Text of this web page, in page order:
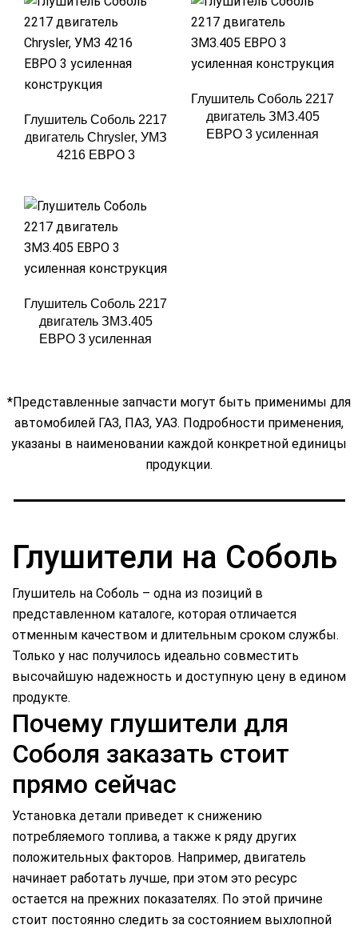
Глушитель Соболь 2217
двигатель Chrysler, УМЗ
4216 ЕВРО 3
Глушитель Соболь 2217
двигатель ЗМЗ.405
ЕВРО 3 усиленная
Глушитель Соболь 2217
двигатель ЗМЗ.405
ЕВРО 3 усиленная
*Представленные запчасти могут быть применимы для
автомобилей ГАЗ, ПАЗ, УАЗ. Подробности применения,
указаны в наименовании каждой конкретной единицы
продукции.
Глушители на Соболь
Глушитель на Соболь – одна из позиций в
представленном каталоге, которая отличается
отменным качеством и длительным сроком службы.
Только у нас получилось идеально совместить
высочайшую надежность и доступную цену в едином
продукте.
Почему глушители для
Соболя заказать стоит
прямо сейчас
Установка детали приведет к снижению
потребляемого топлива, а также к ряду других
положительных факторов. Например, двигатель
начинает работать лучше, при этом это ресурс
остается на прежних показателях. По этой причине
стоит постоянно следить за состоянием выхлопной